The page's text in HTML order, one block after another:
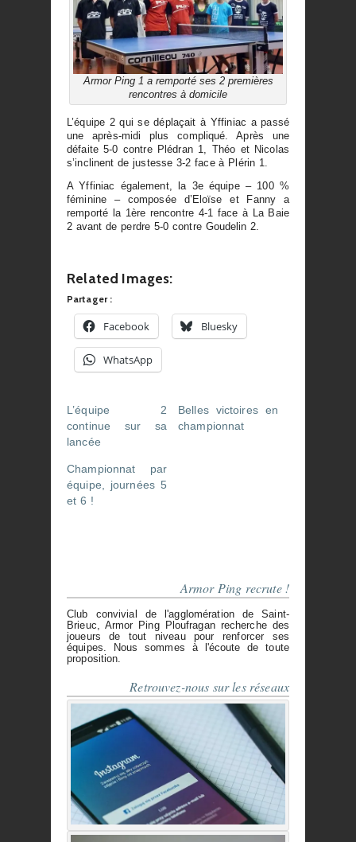
Armor Ping 1 a remporté ses 2 premières
rencontres à domicile
L’équipe 2 qui se déplaçait à Yffiniac a passé
une après-midi plus compliqué. Après une
défaite 5-0 contre Plédran 1, Théo et Nicolas
s’inclinent de justesse 3-2 face à Plérin 1.
A Yffiniac également, la 3e équipe – 100 %
féminine – composée d’Eloïse et Fanny a
remporté la 1ère rencontre 4-1 face à La Baie
2 avant de perdre 5-0 contre Goudelin 2.
Related Images:
Partager :
Facebook Bluesky
WhatsApp
L’équipe 2
continue sur sa
lancée
Belles victoires en
championnat
Championnat par
équipe, journées 5
et 6 !
Armor Ping recrute !
Club convivial de l'agglomération de Saint-
Brieuc, Armor Ping Ploufragan recherche des
joueurs de tout niveau pour renforcer ses
équipes. Nous sommes à l'écoute de toute
proposition.
Retrouvez-nous sur les réseaux